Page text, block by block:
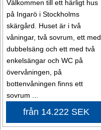
Välkommen till ett härligt hus
på Ingarö i Stockholms
skärgård. Huset är i två
våningar, två sovrum, ett med
dubbelsäng och ett med två
enkelsängar och WC på
övervåningen, på
bottenvåningen finns ett
sovrum ...
från 14.222 SEK